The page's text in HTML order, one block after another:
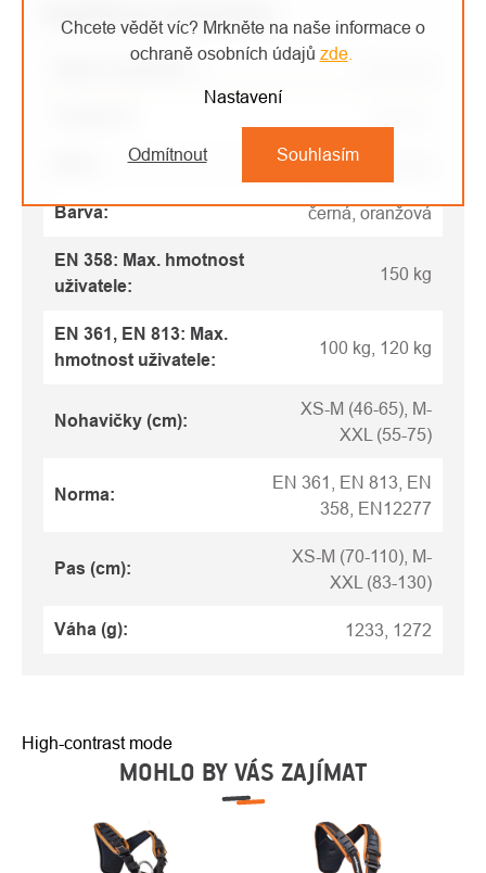
Chcete vědět víc? Mrkněte na naše informace o
ochraně osobních údajů zde.
Nastavení
Odmítnout Souhlasím
Doplňkové parametry
Zvolte variantu
Barva: černá, oranžová
EN 358: Max. hmotnost
uživatele:
150 kg
EN 361, EN 813: Max.
hmotnost uživatele:
100 kg, 120 kg
Nohavičky (cm):
XS-M (46-65), M-
XXL (55-75)
Norma:
EN 361, EN 813, EN
358, EN12277
Pas (cm):
XS-M (70-110), M-
XXL (83-130)
Váha (g): 1233, 1272
High-contrast mode
MOHLO BY VÁS ZAJÍMAT